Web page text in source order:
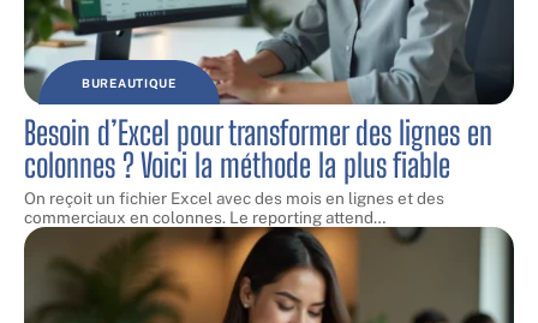
BUREAUTIQUE
Besoin d’Excel pour transformer des lignes en
colonnes ? Voici la méthode la plus fiable
On reçoit un fichier Excel avec des mois en lignes et des
commerciaux en colonnes. Le reporting attend…